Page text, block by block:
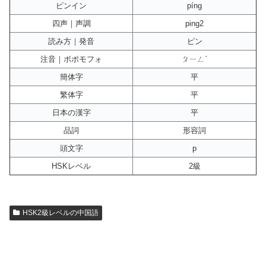
ピンイン
píng
四声｜声調
ping2
読み方｜発音
ピン
注音｜ボポモフォ
ㄆㄧㄥˊ
簡体字
平
繁体字
平
日本の漢字
平
品詞
形容詞
頭文字
p
HSKレベル
2級
HSK2級レベルの中国語